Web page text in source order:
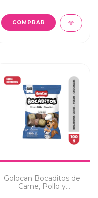
Golocan Bocaditos de
Carne, Pollo y